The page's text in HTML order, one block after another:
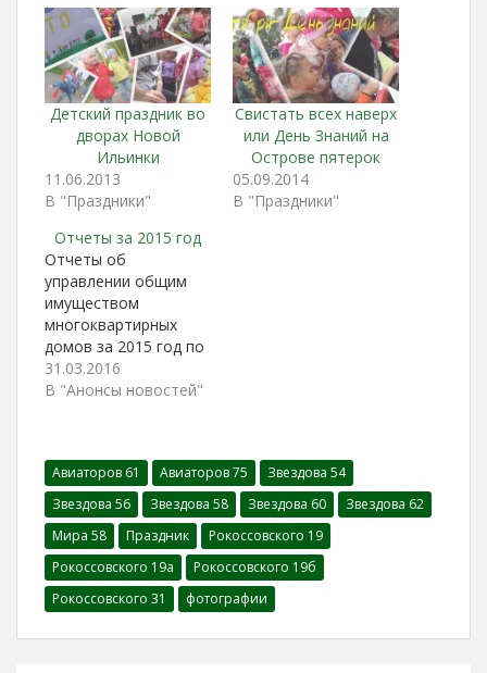
Детский праздник во
дворах Новой
Ильинки
11.06.2013
В "Праздники"
Свистать всех наверх
или День Знаний на
Острове пятерок
05.09.2014
В "Праздники"
Отчеты за 2015 год
Отчеты об
управлении общим
имуществом
многоквартирных
домов за 2015 год по
адресам: Авиаторов
31 Авиаторов 67
Звездова 14 Звездова
18 Звездова 22
Звездова 24 Звездова
54 Звездова 56
Звездова 58 Звездова
60 Звездова 62
Звездова 70 Звездова
72 Звездова 74 Мира
31.03.2016
В "Анонсы новостей"
Авиаторов 61 Авиаторов 75
Звездова 54
Звездова 56
Звездова 58 Звездова 60
Звездова 62
Мира 58
Праздник
Рокоссовского 19
Рокоссовского 19а
Рокоссовского 19б
Рокоссовского 31
фотографии